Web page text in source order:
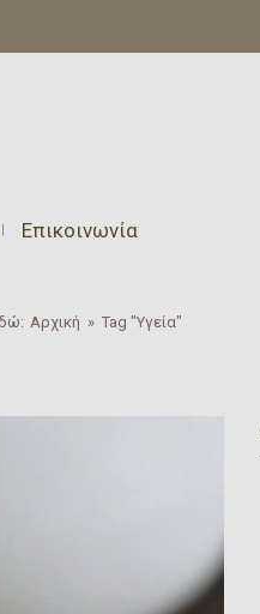
Επικοινωνία
Αρχική » Tag "Υγεία"